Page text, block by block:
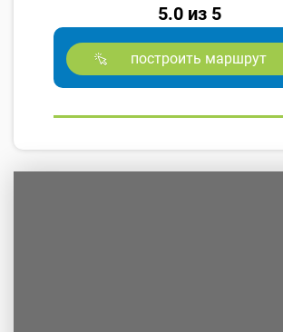
5.0 из 5
построить маршрут